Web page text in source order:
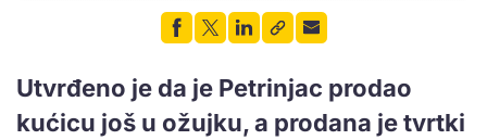
Utvrđeno je da je Petrinjac prodao
kućicu još u ožujku, a prodana je tvrtki